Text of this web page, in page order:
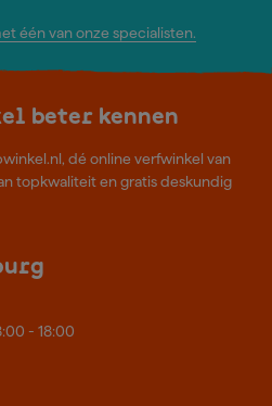
één van onze specialisten.
beter kennen
dé online verfwinkel van
topkwaliteit en gratis deskundig
- 18:00